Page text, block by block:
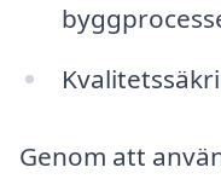
Genom att